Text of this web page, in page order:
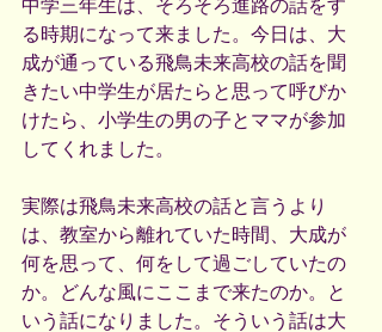
中学三年生は、そろそろ進路の話をす
る時期になって来ました。今日は、大
成が通っている飛鳥未来高校の話を聞
きたい中学生が居たらと思って呼びか
けたら、小学生の男の子とママが参加
してくれました。
実際は飛鳥未来高校の話と言うより
は、教室から離れていた時間、大成が
何を思って、何をして過ごしていたの
か。どんな風にここまで来たのか。と
いう話になりました。そういう話は大